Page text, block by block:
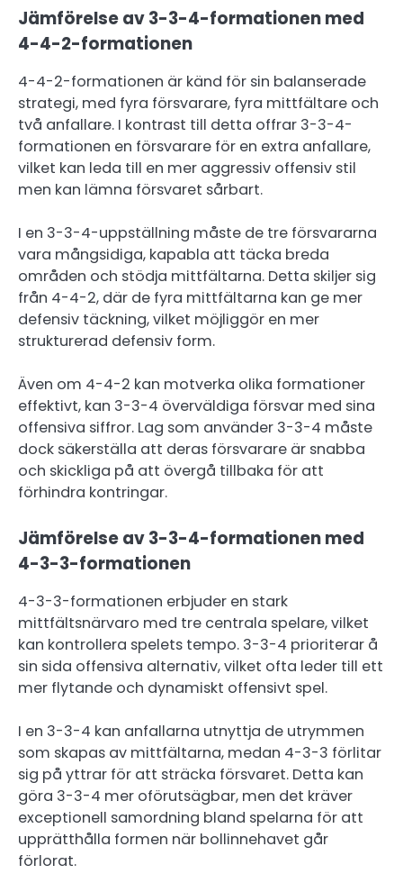
Jämförelse av 3-3-4-formationen med
4-4-2-formationen
4-4-2-formationen är känd för sin balanserade
strategi, med fyra försvarare, fyra mittfältare och
två anfallare. I kontrast till detta offrar 3-3-4-
formationen en försvarare för en extra anfallare,
vilket kan leda till en mer aggressiv offensiv stil
men kan lämna försvaret sårbart.
I en 3-3-4-uppställning måste de tre försvararna
vara mångsidiga, kapabla att täcka breda
områden och stödja mittfältarna. Detta skiljer sig
från 4-4-2, där de fyra mittfältarna kan ge mer
defensiv täckning, vilket möjliggör en mer
strukturerad defensiv form.
Även om 4-4-2 kan motverka olika formationer
effektivt, kan 3-3-4 överväldiga försvar med sina
offensiva siffror. Lag som använder 3-3-4 måste
dock säkerställa att deras försvarare är snabba
och skickliga på att övergå tillbaka för att
förhindra kontringar.
Jämförelse av 3-3-4-formationen med
4-3-3-formationen
4-3-3-formationen erbjuder en stark
mittfältsnärvaro med tre centrala spelare, vilket
kan kontrollera spelets tempo. 3-3-4 prioriterar å
sin sida offensiva alternativ, vilket ofta leder till ett
mer flytande och dynamiskt offensivt spel.
I en 3-3-4 kan anfallarna utnyttja de utrymmen
som skapas av mittfältarna, medan 4-3-3 förlitar
sig på yttrar för att sträcka försvaret. Detta kan
göra 3-3-4 mer oförutsägbar, men det kräver
exceptionell samordning bland spelarna för att
upprätthålla formen när bollinnehavet går
förlorat.